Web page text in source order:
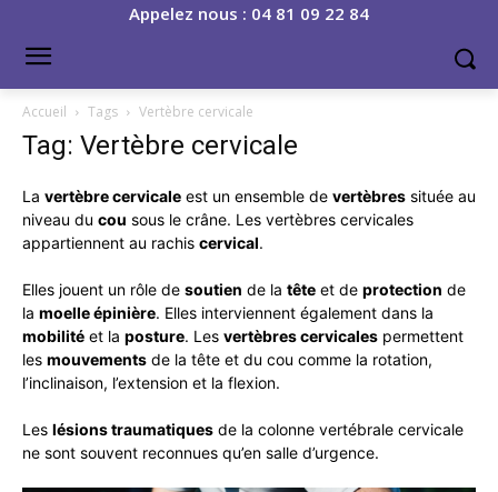
Appelez nous : 04 81 09 22 84
Accueil Tags Vertèbre cervicale
Tag: Vertèbre cervicale
La vertèbre cervicale est un ensemble de vertèbres située au
niveau du cou sous le crâne. Les vertèbres cervicales
appartiennent au rachis cervical.
Elles jouent un rôle de soutien de la tête et de protection de
la moelle épinière. Elles interviennent également dans la
mobilité et la posture. Les vertèbres cervicales permettent
les mouvements de la tête et du cou comme la rotation,
l’inclinaison, l’extension et la flexion.
Les lésions traumatiques de la colonne vertébrale cervicale
ne sont souvent reconnues qu’en salle d’urgence.